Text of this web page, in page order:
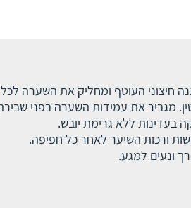
חיצוני העוטף ומחליק את השערה
בעדינות ללא גרימת יובש.
ורכות השיער לאחר כל חפיפה.
ונעים למגע.